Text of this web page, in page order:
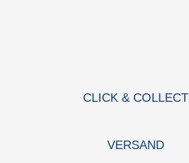
CLICK & COLLECT
VERSAND